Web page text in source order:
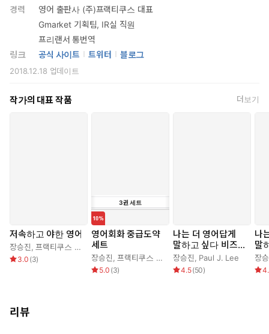
30,000권 이상 판매된(17년 11월 기준) 『나는 더 영어답게 말하
고 싶다』 시리즈를 마무리하는 여섯 번째 책. 기초는 이미 넘어
섰고 원어민과 얘기할 기회도 있지만 매번 같은 영어 표현만 떠올
라 답답한 국내파를 위한 영어회화 표현집이다. 한국인에게 익숙
한 문장과 더 원어민다운 문장을 비교하며 익힐 수 있도록 구성했
경력
영어 출판사 (주)프랙티쿠스 대표
Gmarket 기획팀, IR실 직원
프리랜서 통번역
링크
공식 사이트 트위터 블로그
2018.12.18 업데이트
작가의 대표 작품 더보기
저속하고 야한 영어
장승진 프랙티쿠스 연구팀
3.0 (3)
3권 세트
영어회화 중급도약
세트
장승진 프랙티쿠스 연구팀
5.0 (3)
나는 더 영어답게
말하고 싶다 비즈니
스 편
장승진 Paul J. Lee
4.5(50)
나
말
화
장
리뷰